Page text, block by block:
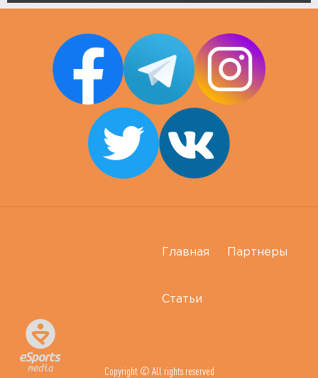
Главная Партнеры
Статьи
Copyright © All rights reserved